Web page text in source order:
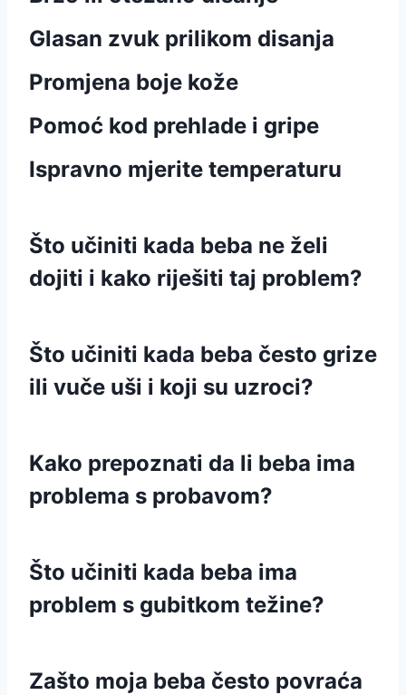
Glasan zvuk prilikom disanja
Promjena boje kože
Pomoć kod prehlade i gripe
Ispravno mjerite temperaturu
Što učiniti kada beba ne želi
dojiti i kako riješiti taj problem?
Što učiniti kada beba često grize
ili vuče uši i koji su uzroci?
Kako prepoznati da li beba ima
problema s probavom?
Što učiniti kada beba ima
problem s gubitkom težine?
Zašto moja beba često povraća